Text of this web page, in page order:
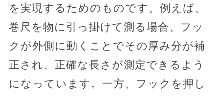
を実現するためのものです。例えば、
巻尺を物に引っ掛けて測る場合、フッ
クが外側に動くことでその厚み分が補
正され、正確な長さが測定できるよう
になっています。一方、フックを押し